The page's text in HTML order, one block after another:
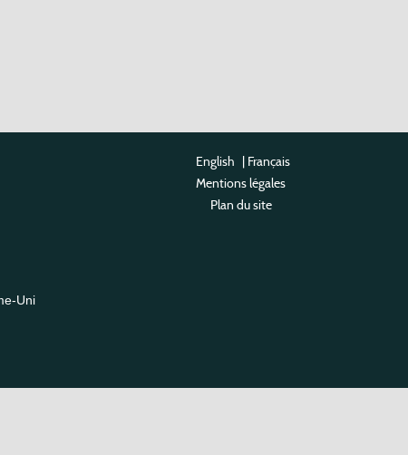
Uni
English | Français
Mentions légales
Plan du site